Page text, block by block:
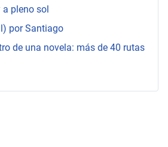
a pleno sol
por Santiago
de una novela: más de 40 rutas